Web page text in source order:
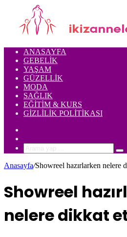
ANASAYFA
GEBELIK
YAŞAM
GÜZELLIK
MODA
SAĞLIK
EĞITIM & KURS
GIZLILIK POLITIKASI
...
Anasayfa/Showreel hazırlarken nelere
Showreel
nelere dikkat